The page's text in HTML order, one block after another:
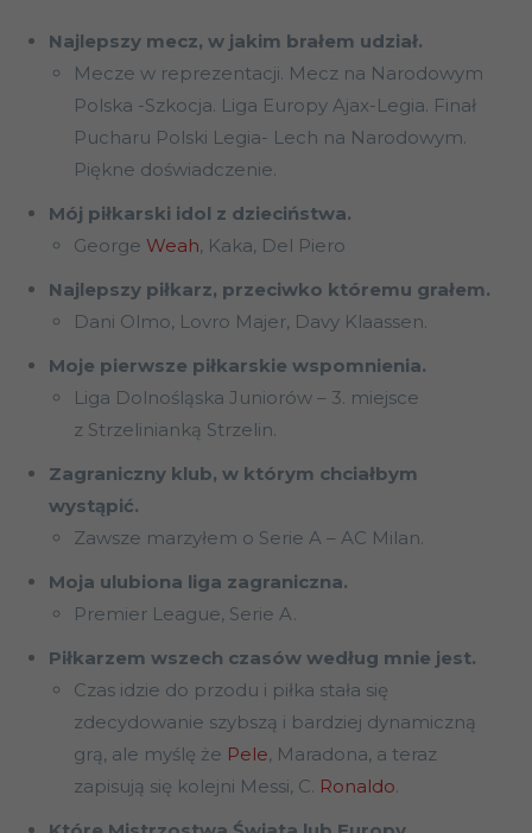
Najlepszy mecz, w jakim brałem udział.
Mecze w reprezentacji. Mecz na Narodowym
Polska -Szkocja. Liga Europy Ajax-Legia. Finał
Pucharu Polski Legia- Lech na Narodowym.
Piękne doświadczenie.
Mój piłkarski idol z dzieciństwa.
George Weah, Kaka, Del Piero
Najlepszy piłkarz, przeciwko któremu grałem.
Dani Olmo, Lovro Majer, Davy Klaassen.
Moje pierwsze piłkarskie wspomnienia.
Liga Dolnośląska Juniorów – 3. miejsce
z Strzelinianką Strzelin.
Zagraniczny klub, w którym chciałbym
wystąpić.
Zawsze marzyłem o Serie A – AC Milan.
Moja ulubiona liga zagraniczna.
Premier League, Serie A.
Piłkarzem wszech czasów według mnie jest.
Czas idzie do przodu i piłka stała się
zdecydowanie szybszą i bardziej dynamiczną
grą, ale myślę że Pele, Maradona, a teraz
zapisują się kolejni Messi, C. Ronaldo.